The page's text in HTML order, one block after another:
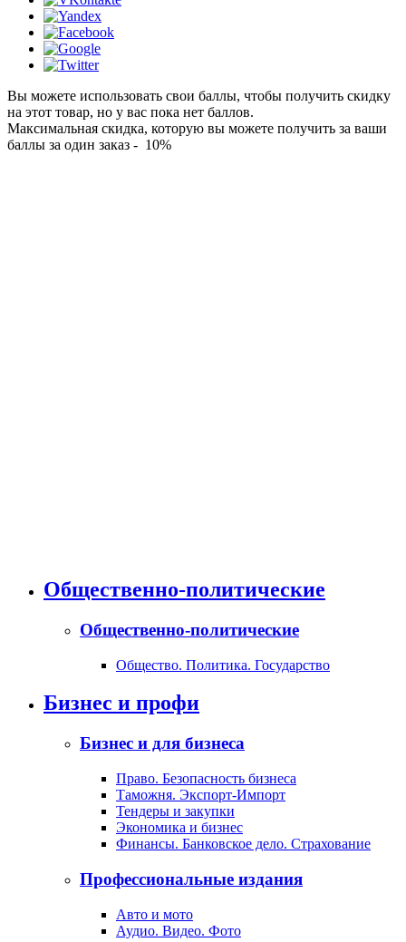
Вы можете использовать свои баллы, чтобы получить скидку
на этот товар, но у вас пока нет баллов.
Максимальная скидка, которую вы можете получить за ваши
баллы за один заказ - 10%
Общественно-политические
Общественно-политические
Общество. Политика. Государство
Бизнес и профи
Бизнес и для бизнеса
Право. Безопасность бизнеса
Таможня. Экспорт-Импорт
Тендеры и закупки
Экономика и бизнес
Финансы. Банковское дело. Страхование
Профессиональные издания
Авто и мото
Аудио. Видео. Фото